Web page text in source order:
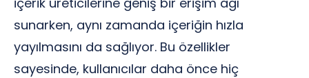
sunarken, aynı zamanda içeriğin hızla
yayılmasını da sağlıyor. Bu özellikler
sayesinde, kullanıcılar daha önce hiç